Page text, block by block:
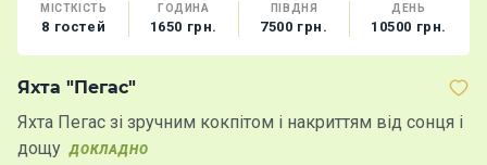
МІСТКІСТЬ
8 гостей
ГОДИНА
1650 грн.
ПІВДНЯ
7500 грн.
ДЕНЬ
10500 грн.
Яхта "Пегас"
Яхта Пегас зі зручним кокпітом і накриттям від сонця і
дощу ДОКЛАДНО